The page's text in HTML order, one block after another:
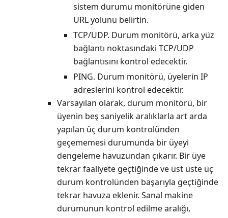
sistem durumu monitörüne giden
URL yolunu belirtin.
TCP/UDP. Durum monitörü, arka yüz
bağlantı noktasındaki TCP/UDP
bağlantısını kontrol edecektir.
PING. Durum monitörü, üyelerin IP
adreslerini kontrol edecektir.
Varsayılan olarak, durum monitörü, bir
üyenin beş saniyelik aralıklarla art arda
yapılan üç durum kontrolünden
geçememesi durumunda bir üyeyi
dengeleme havuzundan çıkarır. Bir üye
tekrar faaliyete geçtiğinde ve üst üste üç
durum kontrolünden başarıyla geçtiğinde
tekrar havuza eklenir. Sanal makine
durumunun kontrol edilme aralığı,